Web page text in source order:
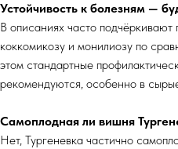
Устойчивость к болезням —
В описаниях часто
коккомикозу и монилиозу по
этом стандартные
рекомендуются, особенно в
Самоплодная ли вишня
Нет, Тургеневка частично